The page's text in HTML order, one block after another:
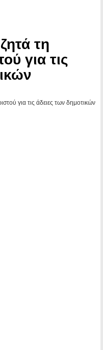
τη
για τις